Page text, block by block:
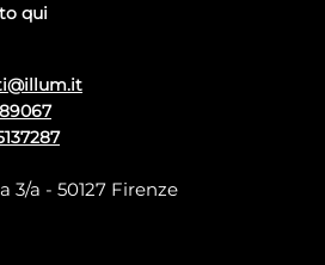
qui
3/a - 50127 Firenze